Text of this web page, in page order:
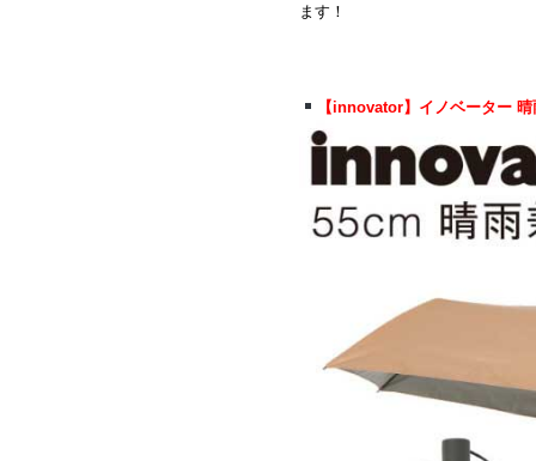
ます！
【innovator】イノベーター